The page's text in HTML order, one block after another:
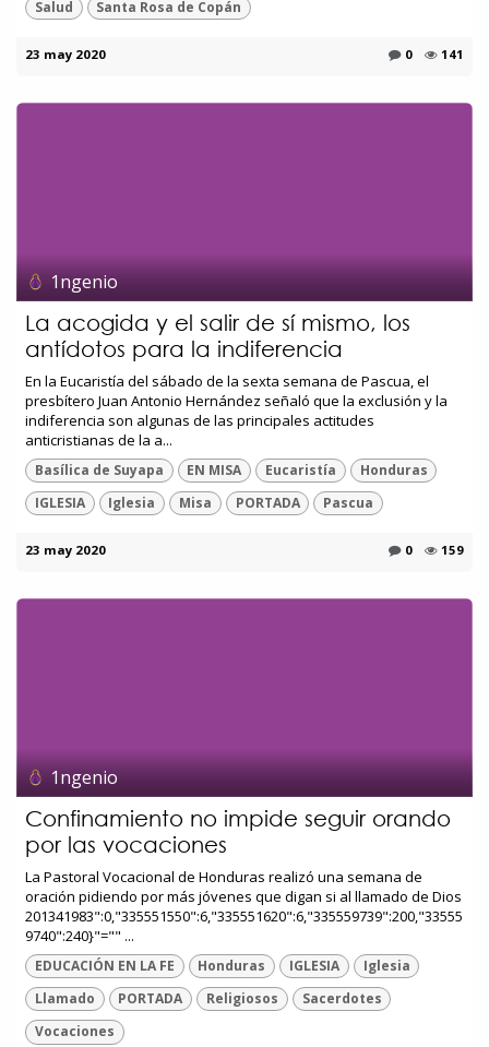
Salud Santa Rosa de Copán
23 may 2020 0 141
1ngenio
La acogida y el salir de sí mismo, los
antídotos para la indiferencia
En la Eucaristía del sábado de la sexta semana de Pascua, el
presbítero Juan Antonio Hernández señaló que la exclusión y la
indiferencia son algunas de las principales actitudes
anticristianas de la a...
Basílica de Suyapa EN MISA Eucaristía
Honduras
IGLESIA
Iglesia Misa PORTADA Pascua
23 may 2020 0 159
1ngenio
Confinamiento no impide seguir orando
por las vocaciones
La Pastoral Vocacional de Honduras realizó una semana de
oración pidiendo por más jóvenes que digan si al llamado de Dios
201341983":0,"335551550":6,"335551620":6,"335559739":200,"33555
9740":240}"="" ...
EDUCACIÓN EN LA FE Honduras IGLESIA
Iglesia
Llamado
PORTADA Religiosos
Sacerdotes
Vocaciones